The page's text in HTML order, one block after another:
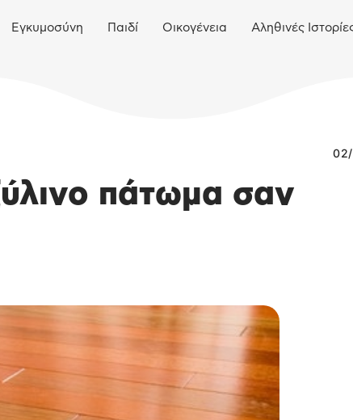
Εγκυμοσύνη Παιδί Οικογένεια Αληθινές
πάτωμα σαν